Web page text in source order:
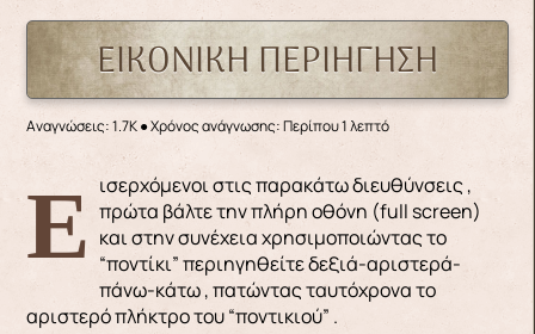
ΕΙΚΟΝΙΚΗ ΠΕΡΙΗΓΗΣΗ
Αναγνώσεις: 1.7K● Χρόνος ανάγνωσης: Περίπου 1 λεπτό
Εισερχόμενοι στις παρακάτω διευθύνσεις , πρώτα βάλτε την πλήρη οθόνη (full screen)
και στην συνέχεια χρησιμοποιώντας το
“ποντίκι” περιηγηθείτε δεξιά-αριστερά-
πάνω-κάτω , πατώντας ταυτόχρονα το
αριστερό πλήκτρο του “ποντικιού” .